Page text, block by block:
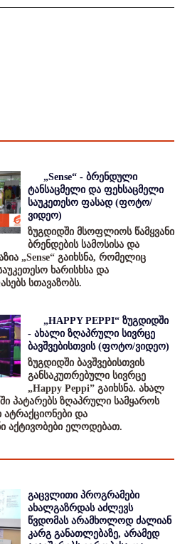
„Sense“ - ბრენდული
ტანსაცმელი და ფეხსაცმელი
საუკეთესო ფასად (ფოტო/
ვიდეო)
ზუგდიდში მსოფლიოს წამყვანი
ბრენდების სამოსისა და
„Sense“ გაიხსნა, რომელიც
ხარისხსა და
სთავაზობს.
„HAPPY PEPPI“ ზუგდიდში
- ახალი ზღაპრული სივრცე
ბავშვებისთვის (ფოტო/ვიდეო)
ზუგდიდში ბავშვებისთვის
განსაკუთრებული სივრცე
„Happy Peppi” გაიხსნა. ახალ
პატარებს ზღაპრული სამყაროს
და
აქტივობები ელოდებათ.
გაცვლითი პროგრამები
ახალგაზრდას აძლევს
წვდომას არამხოლოდ ძალიან
კარგ განათლებაზე, არამედ